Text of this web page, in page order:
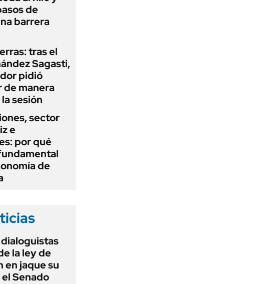
de
barrera
tras el
Sagasti,
pidió
manera
sesión
sector
e
por qué
de
la ley de
en jaque su
Senado